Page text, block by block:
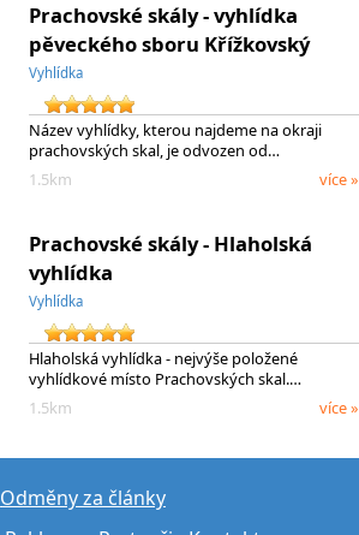
Prachovské skály - vyhlídka
pěveckého sboru Křížkovský
Vyhlídka
Název vyhlídky, kterou najdeme na okraji
prachovských skal, je odvozen od…
1.5km
více »
Prachovské skály - Hlaholská
vyhlídka
Vyhlídka
Hlaholská vyhlídka - nejvýše položené
vyhlídkové místo Prachovských skal.…
1.5km
více »
Odměny za články